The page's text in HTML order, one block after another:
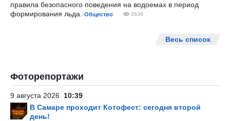
правила безопасного поведения на водоемах в период
формирования льда.
Общество 2836
Весь список
Фоторепортажи
9 августа 2026 10:39
В Самаре проходит Котофест: сегодня второй
день!